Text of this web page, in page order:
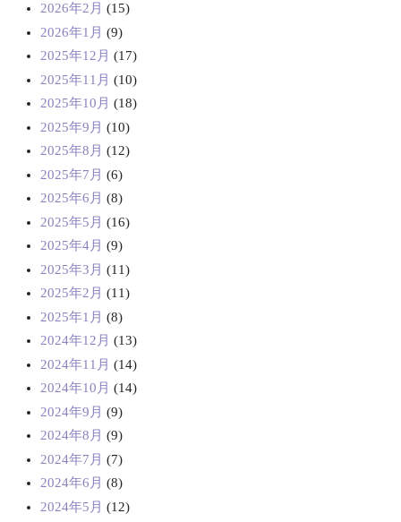
2026年2月 (15)
2026年1月 (9)
2025年12月 (17)
2025年11月 (10)
2025年10月 (18)
2025年9月 (10)
2025年8月 (12)
2025年7月 (6)
2025年6月 (8)
2025年5月 (16)
2025年4月 (9)
2025年3月 (11)
2025年2月 (11)
2025年1月 (8)
2024年12月 (13)
2024年11月 (14)
2024年10月 (14)
2024年9月 (9)
2024年8月 (9)
2024年7月 (7)
2024年6月 (8)
2024年5月 (12)